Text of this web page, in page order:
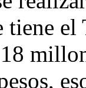
tiene